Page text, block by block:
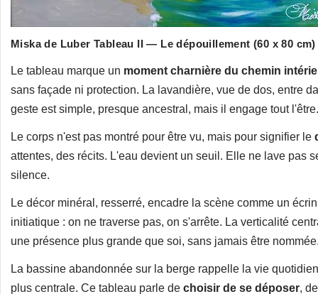
Miska de Luber Tableau II — Le dépouillement (60 x 80 cm)
Le tableau marque un moment charnière du chemin
sans façade ni protection. La lavandière, vue de dos, entre
geste est simple, presque ancestral, mais il engage tout l'être.
Le corps n'est pas montré pour être vu, mais pour signifier le
attentes, des récits. L'eau devient un seuil. Elle ne lave pas
silence.
Le décor minéral, resserré, encadre la scène comme un
initiatique : on ne traverse pas, on s'arrête. La verticalité
une présence plus grande que soi, sans jamais être
La bassine abandonnée sur la berge rappelle la vie
plus centrale. Ce tableau parle de choisir de se déposer,